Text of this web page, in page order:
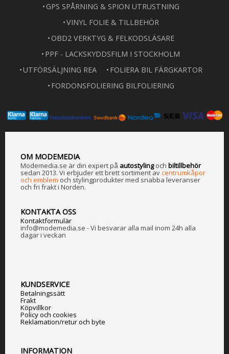
GPS SPÅRNING & SPION UTRUSTNING
VINYL FOLIE & TILLBEHÖR
OBD2 VERKTYG & FELKODSLÄSARE
PPF - LACKSKYDDSFILM I STOCKHOLM
UTFÖRSÄLJNING REA
FOLIERA BIL FÄRGKARTOR
FORDONSFOLIERING BILFOLIERING
OM MODEMEDIA
Modemedia.se är din expert på autostylingoch biltillbehör
sedan 2013. Vi erbjuder ett brett sortiment avcentrumkåpor
och emblem och stylingprodukter med snabba leveranser
och fri frakt i Norden.
KONTAKTA OSS
Kontaktformulär
info@modemedia.se - Vi besvarar alla mail inom 24h alla
dagar i veckan
KUNDSERVICE
Betalningssätt
Frakt
Köpvillkor
Policy och cookies
Reklamation/retur och byte
INFORMATION